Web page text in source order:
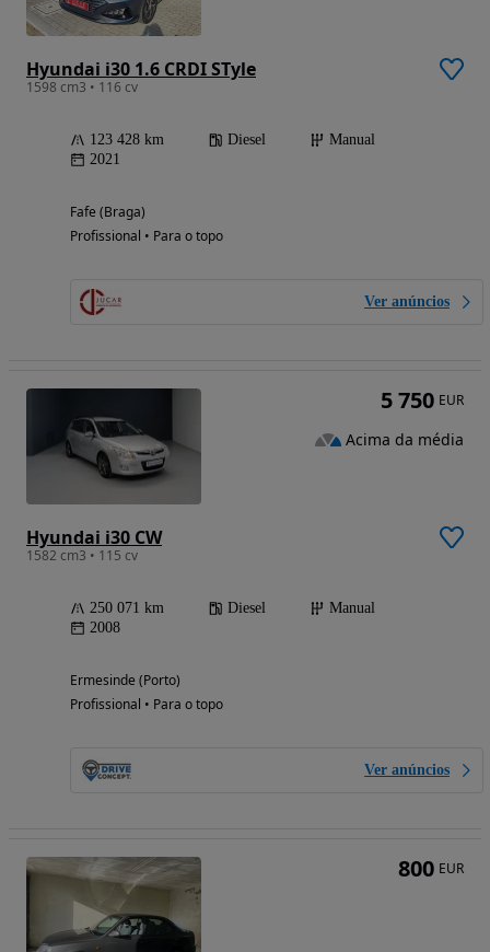
Hyundai i30 1.6 CRDI STyle
1598 cm3 • 116 cv
123 428 km Diesel
Manual
2021
Fafe (Braga)
Profissional • Para o topo
Ver anúncios
Hyundai i30 CW
1582 cm3 • 115 cv
250 071 km Diesel
Manual
2008
Ermesinde (Porto)
Profissional • Para o topo
Ver anúncios
5 750 EUR
Acima da média
800 EUR